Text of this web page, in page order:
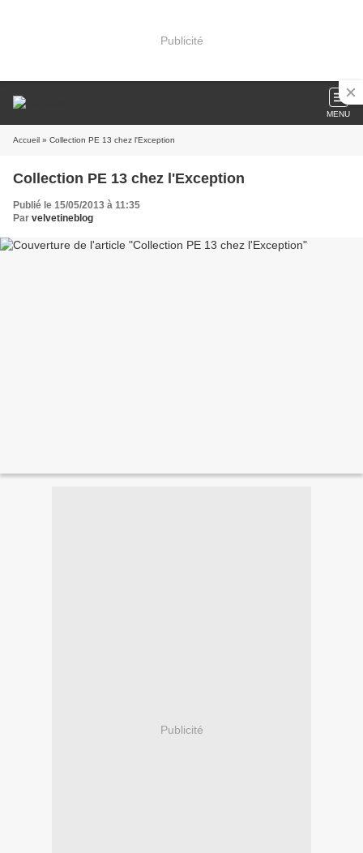
Publicité
MENU
Accueil » Collection PE 13 chez l'Exception
Collection PE 13 chez l'Exception
Publié le 15/05/2013 à 11:35
Par velvetineblog
Publicité